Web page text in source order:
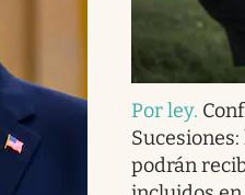
Por ley.
podrán